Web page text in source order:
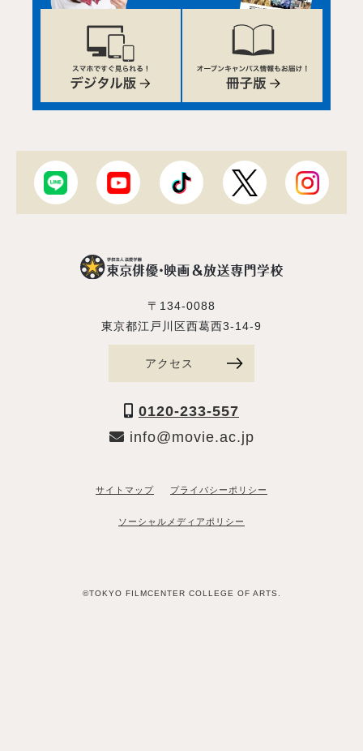
〒134-0088
東京都江戸川区西葛西3-14-9
アクセス
0120-233-557
info@movie.ac.jp
サイトマップ プライバシーポリシー
ソーシャルメディアポリシー
©TOKYO FILMCENTER COLLEGE OF ARTS.